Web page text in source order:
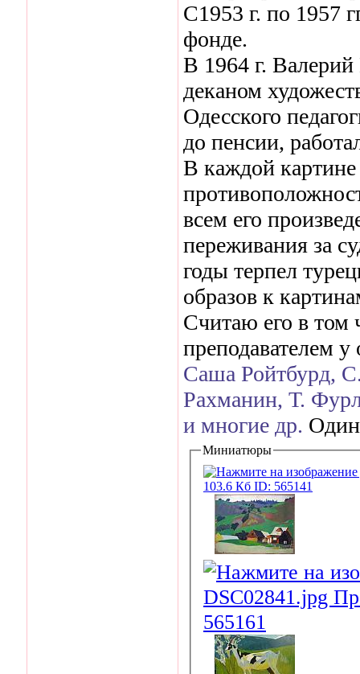
С1953 г. по 1957
фонде.
В 1964 г. Валерий
деканом
Одесского
до пенсии,
В каждой
всем его
переживания за
годы терпел
образов к
Считаю его в том
преподавателем
Саша Ройтбурд,
Рахманин, Т.
и многие др.
Миниатюры